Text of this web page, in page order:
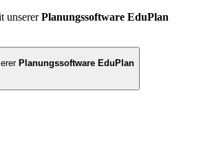
unsererPlanungssoftware EduPlan
Planungssoftware EduPlan